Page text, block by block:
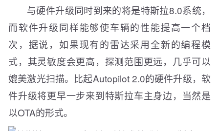
与硬件升级同时到来的将是特斯拉8.0系统，
而软件升级同样能够使车辆的性能提高一个档
次，据说，如果现有的雷达采用全新的编程模
式，其灵敏度会更高，探测范围更远，几乎可以
媲美激光扫描。比起Autopilot 2.0的硬件升级，软
件升级将更早一步来到特斯拉车主身边，当然是
以OTA的形式。